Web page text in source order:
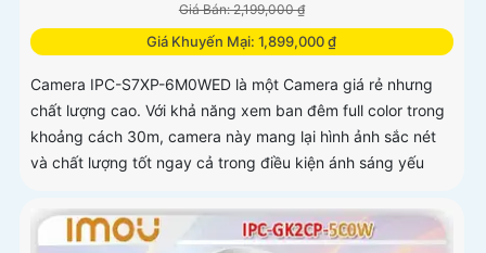
Giá Bán: 2,199,000 ₫
Giá Khuyến Mại: 1,899,000 ₫
Camera IPC-S7XP-6M0WED là một Camera giá rẻ nhưng
chất lượng cao. Với khả năng xem ban đêm full color trong
khoảng cách 30m, camera này mang lại hình ảnh sắc nét
và chất lượng tốt ngay cả trong điều kiện ánh sáng yếu